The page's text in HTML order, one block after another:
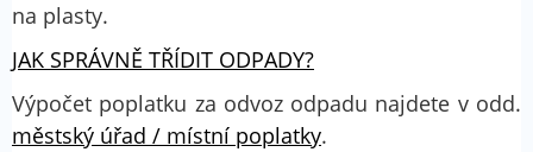
na plasty.
JAK SPRÁVNĚ TŘÍDIT ODPADY?
Výpočet poplatku za odvoz odpadu najdete v odd.
městský úřad / místní poplatky.